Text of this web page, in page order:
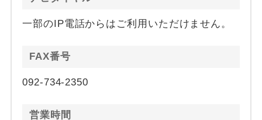
一部のIP電話からはご利用いただけません。
FAX番号
092-734-2350
営業時間